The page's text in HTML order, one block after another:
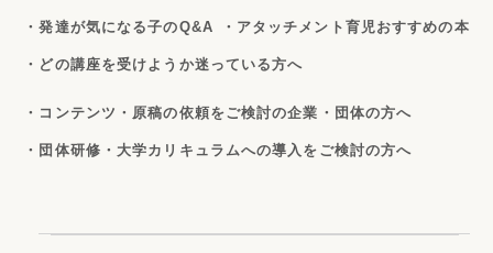
・発達が気になる子のQ&A ・アタッチメント育児おすすめの本
・どの講座を受けようか迷っている方へ
・コンテンツ・原稿の依頼をご検討の企業・団体の方へ
・団体研修・大学カリキュラムへの導入をご検討の方へ